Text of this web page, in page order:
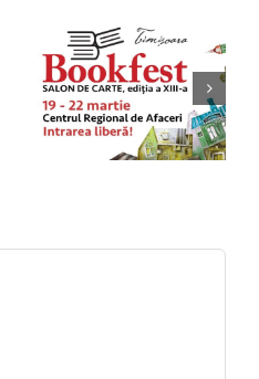
Clubul
SCRIPTOR
ediția nr.
261